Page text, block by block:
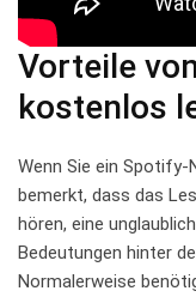
Vorteile
kostenlos‍
Wenn Sie ein​ Spotify-
bemerkt, dass das
hören, eine
Bedeutungen hinter
‍Normalerweise